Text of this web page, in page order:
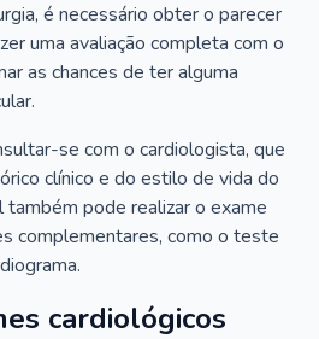
é necessário obter o parecer
uma avaliação completa com o
as chances de ter alguma
se com o cardiologista, que
clínico e do estilo de vida do
pode realizar o exame
complementares, como o teste
cardiológicos